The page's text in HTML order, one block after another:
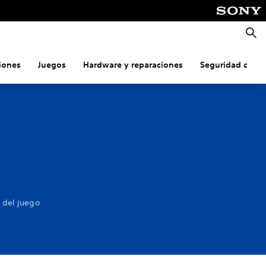
Juegos Hardware y reparaciones Seguridad
del juego